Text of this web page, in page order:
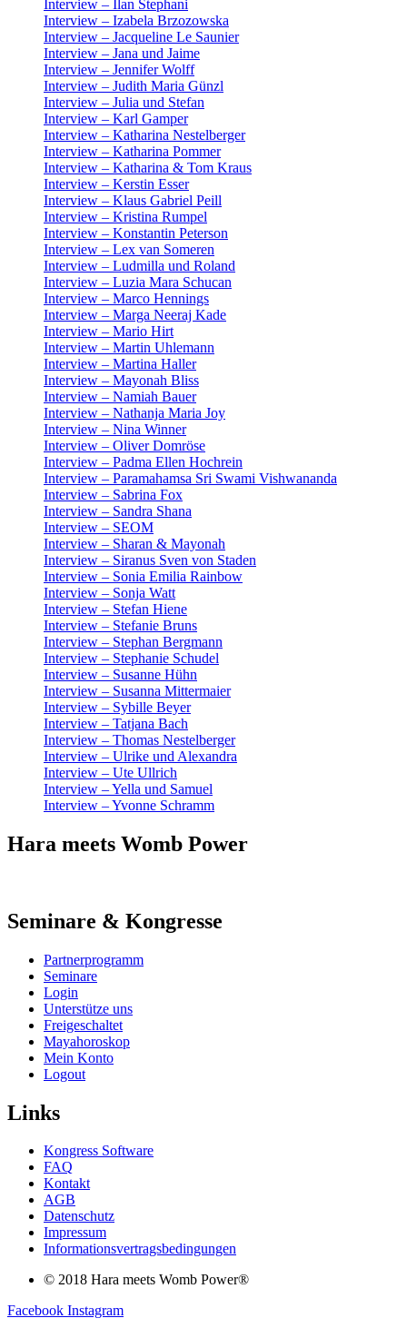
Interview – Ilan Stephani
Interview – Izabela Brzozowska
Interview – Jacqueline Le Saunier
Interview – Jana und Jaime
Interview – Jennifer Wolff
Interview – Judith Maria Günzl
Interview – Julia und Stefan
Interview – Karl Gamper
Interview – Katharina Nestelberger
Interview – Katharina Pommer
Interview – Katharina & Tom Kraus
Interview – Kerstin Esser
Interview – Klaus Gabriel Peill
Interview – Kristina Rumpel
Interview – Konstantin Peterson
Interview – Lex van Someren
Interview – Ludmilla und Roland
Interview – Luzia Mara Schucan
Interview – Marco Hennings
Interview – Marga Neeraj Kade
Interview – Mario Hirt
Interview – Martin Uhlemann
Interview – Martina Haller
Interview – Mayonah Bliss
Interview – Namiah Bauer
Interview – Nathanja Maria Joy
Interview – Nina Winner
Interview – Oliver Domröse
Interview – Padma Ellen Hochrein
Interview – Paramahamsa Sri Swami Vishwananda
Interview – Sabrina Fox
Interview – Sandra Shana
Interview – SEOM
Interview – Sharan & Mayonah
Interview – Siranus Sven von Staden
Interview – Sonia Emilia Rainbow
Interview – Sonja Watt
Interview – Stefan Hiene
Interview – Stefanie Bruns
Interview – Stephan Bergmann
Interview – Stephanie Schudel
Interview – Susanne Hühn
Interview – Susanna Mittermaier
Interview – Sybille Beyer
Interview – Tatjana Bach
Interview – Thomas Nestelberger
Interview – Ulrike und Alexandra
Interview – Ute Ullrich
Interview – Yella und Samuel
Interview – Yvonne Schramm
Hara meets Womb Power
Seminare & Kongresse
Partnerprogramm
Seminare
Login
Unterstütze uns
Freigeschaltet
Mayahoroskop
Mein Konto
Logout
Links
Kongress Software
FAQ
Kontakt
AGB
Datenschutz
Impressum
Informationsvertragsbedingungen
© 2018 Hara meets Womb Power®
Facebook Instagram